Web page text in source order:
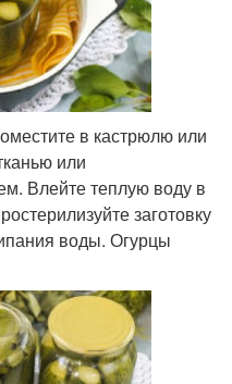
в кастрюлю или
или
Влейте теплую воду в
заготовку
воды. Огурцы